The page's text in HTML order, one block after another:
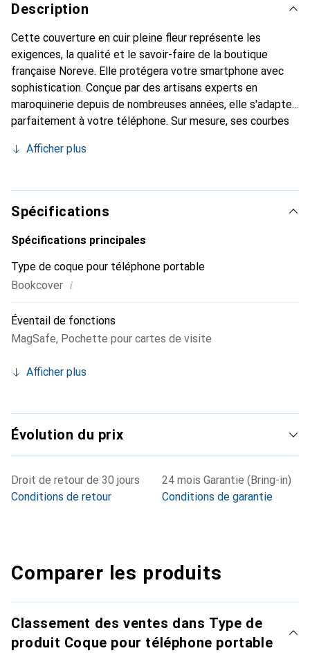
Description
Cette couverture en cuir pleine fleur représente les
exigences, la qualité et le savoir-faire de la boutique
française Noreve. Elle protégera votre smartphone avec
sophistication. Conçue par des artisans experts en
maroquinerie depuis de nombreuses années, elle s'adapte
parfaitement à votre téléphone. Sur mesure, ses courbes
deviendra l'accessoire chic et indispensable de votre
produits haut de gamme, la marque Noreve est un choix sûr
pour une clientèle exigeante.
Afficher plus
Spécifications
Spécifications principales
Type de coque pour téléphone portable
Bookcover i
Éventail de fonctions
MagSafe, Pochette pour cartes de visite
Afficher plus
Évolution du prix
Droit de retour de 30 jours
Conditions de retour
24 mois Garantie (Bring-in)
Conditions de garantie
Comparer les produits
Classement des ventes dans Type de
produit Coque pour téléphone portable